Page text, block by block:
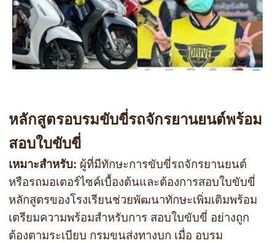
หลักสูตรอบรมขับขี่รถจักรยานยนต์พร้อม
สอบใบขับขี่
เหมาะสำหรับ: ผู้ที่มีทักษะการขับขี่รถจักรยานยนต์
หรือรถมอเตอร์ไซค์เบื้องต้นและต้องการสอบใบขับขี่
หลักสูตรของโรงเรียนช่วยพัฒนาทักษะเพิ่มเติมพร้อม
เตรียมความพร้อมสำหรับการ สอบใบขับขี่ อย่างถูก
ต้องตามระเบียบ กรมขนส่งทางบก เมื่อ อบรม